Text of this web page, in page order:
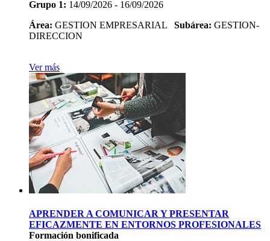
Grupo 1: 14/09/2026 - 16/09/2026
Área: GESTION EMPRESARIAL Subárea: GESTION-
DIRECCION
Ver más
APRENDER A COMUNICAR Y PRESENTAR
EFICAZMENTE EN ENTORNOS PROFESIONALES
Formación bonificada